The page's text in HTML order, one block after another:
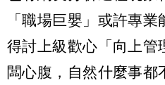
「職場巨嬰」或許專
得討上級歡心「向上管
闆心腹，自然什麼事都